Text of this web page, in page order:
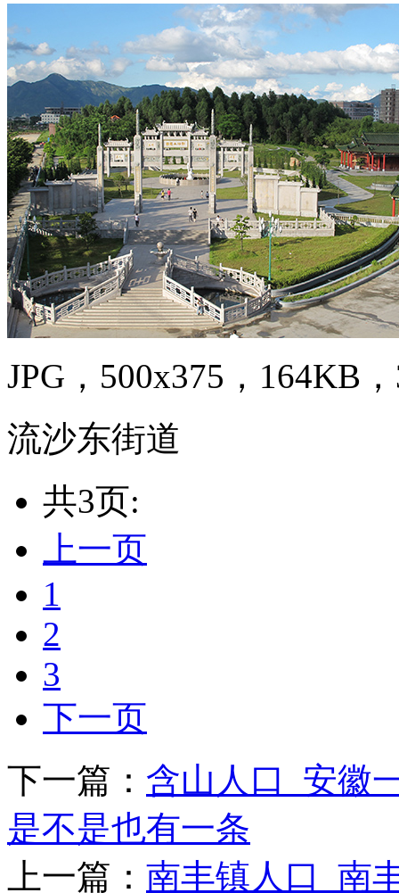
JPG，500x375，164KB
流沙东街道
共3页:
上一页
1
2
3
下一页
下一篇： 含山人口_安徽
是不是也有一条
上一篇： 南丰镇人口_南